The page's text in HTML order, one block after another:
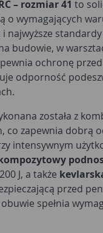
– rozmiar 41 to
o wymagających
najwyższe
budowie, w
ochronę
odporność
została z
co zapewnia dobrą
intensywnym
J, a także
przed
spełnia